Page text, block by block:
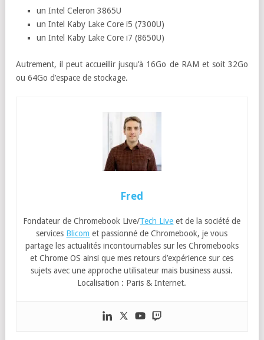
un Intel Celeron 3865U
un Intel Kaby Lake Core i5 (7300U)
un Intel Kaby Lake Core i7 (8650U)
Autrement, il peut accueillir jusqu’à 16Go de RAM et soit 32Go
ou 64Go d’espace de stockage.
Fred
Fondateur de Chromebook Live/Tech Live et de la société de
services Blicom et passionné de Chromebook, je vous
partage les actualités incontournables sur les Chromebooks
et Chrome OS ainsi que mes retours d’expérience sur ces
sujets avec une approche utilisateur mais business aussi.
Localisation : Paris & Internet.